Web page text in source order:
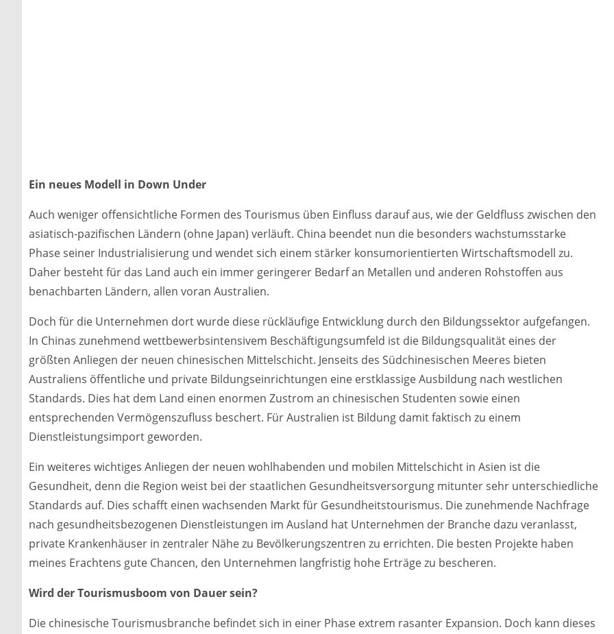
Ein neues Modell in Down Under
Auch weniger offensichtliche Formen des Tourismus üben Einfluss darauf aus, wie der Geldfluss zwischen den
asiatisch-pazifischen Ländern (ohne Japan) verläuft. China beendet nun die besonders wachstumsstarke
Phase seiner Industrialisierung und wendet sich einem stärker konsumorientierten Wirtschaftsmodell zu.
Daher besteht für das Land auch ein immer geringerer Bedarf an Metallen und anderen Rohstoffen aus
benachbarten Ländern, allen voran Australien.
Doch für die Unternehmen dort wurde diese rückläufige Entwicklung durch den Bildungssektor aufgefangen.
In Chinas zunehmend wettbewerbsintensivem Beschäftigungsumfeld ist die Bildungsqualität eines der
größten Anliegen der neuen chinesischen Mittelschicht. Jenseits des Südchinesischen Meeres bieten
Australiens öffentliche und private Bildungseinrichtungen eine erstklassige Ausbildung nach westlichen
Standards. Dies hat dem Land einen enormen Zustrom an chinesischen Studenten sowie einen
entsprechenden Vermögenszufluss beschert. Für Australien ist Bildung damit faktisch zu einem
Dienstleistungsimport geworden.
Ein weiteres wichtiges Anliegen der neuen wohlhabenden und mobilen Mittelschicht in Asien ist die
Gesundheit, denn die Region weist bei der staatlichen Gesundheitsversorgung mitunter sehr unterschiedliche
Standards auf. Dies schafft einen wachsenden Markt für Gesundheitstourismus. Die zunehmende Nachfrage
nach gesundheitsbezogenen Dienstleistungen im Ausland hat Unternehmen der Branche dazu veranlasst,
private Krankenhäuser in zentraler Nähe zu Bevölkerungszentren zu errichten. Die besten Projekte haben
meines Erachtens gute Chancen, den Unternehmen langfristig hohe Erträge zu bescheren.
Wird der Tourismusboom von Dauer sein?
Die chinesische Tourismusbranche befindet sich in einer Phase extrem rasanter Expansion. Doch kann dieses